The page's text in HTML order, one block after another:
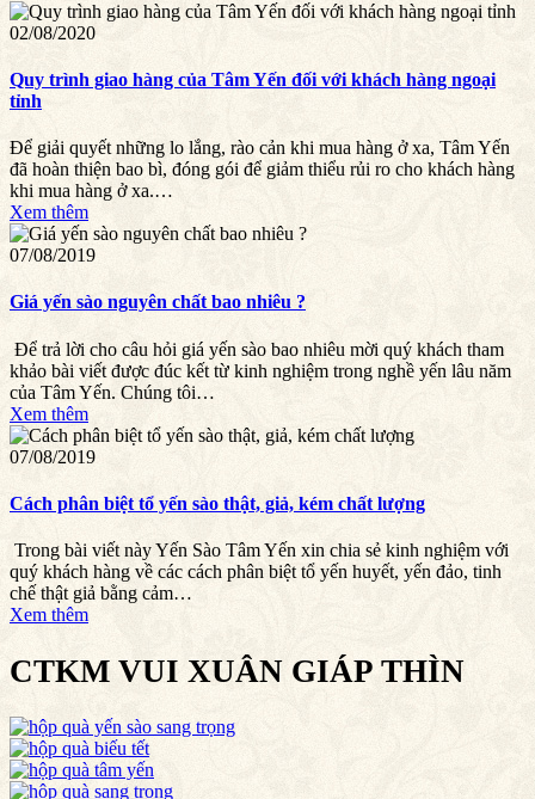
02/08/2020
Quy trình giao hàng của Tâm Yến đối với khách hàng ngoại
tỉnh
Để giải quyết những lo lắng, rào cản khi mua hàng ở xa, Tâm Yến
đã hoàn thiện bao bì, đóng gói để giảm thiểu rủi ro cho khách hàng
khi mua hàng ở xa.…
Xem thêm
07/08/2019
Giá yến sào nguyên chất bao nhiêu ?
Để trả lời cho câu hỏi giá yến sào bao nhiêu mời quý khách tham
khảo bài viết được đúc kết từ kinh nghiệm trong nghề yến lâu năm
của Tâm Yến. Chúng tôi…
Xem thêm
07/08/2019
Cách phân biệt tổ yến sào thật, giả, kém chất lượng
Trong bài viết này Yến Sào Tâm Yến xin chia sẻ kinh nghiệm với
quý khách hàng về các cách phân biệt tổ yến huyết, yến đảo, tinh
chế thật giả bằng cảm…
Xem thêm
CTKM VUI XUÂN GIÁP THÌN